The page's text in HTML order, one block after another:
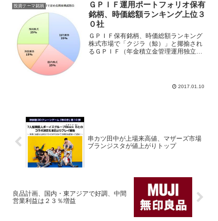
投資テーマ銘柄
ＧＰＩＦ運用ポートフォリオ保有
銘柄、時価総額ランキング上位３
０社
ＧＰＩＦ保有銘柄、時価総額ランキング
株式市場で「クジラ（鯨）」と揶揄され
るＧＰＩＦ（年金積立金管理運用独立行
2017.01.10
串カツ田中が上場来高値、マザーズ市場
ブランジスタが値上がりトップ
良品計画、国内・東アジアで好調、中間
営業利益は２３％増益